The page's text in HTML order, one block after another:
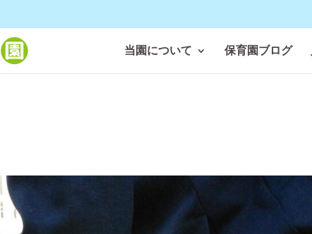
当園について 保育園ブログ